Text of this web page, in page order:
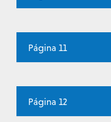
Página 11
Página 12